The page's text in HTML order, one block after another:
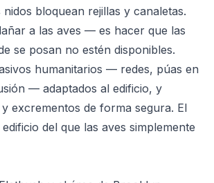
bloquean rejillas y canaletas.
a las aves — es hacer que las
se posan no estén disponibles.
humanitarios — redes, púas en
— adaptados al edificio, y
excrementos de forma segura. El
del que las aves simplemente